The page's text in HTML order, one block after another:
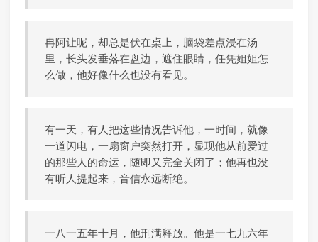
冉阿让呢，却总是伏在桌上，脑袋差点浸在汤
里，长头发垂落在盘边，遮住眼睛，任凭姐姐怎
么做，他好像什么也没有看见。
有一天，有人把这些情况告诉他，一时间，就像
一道闪电，一扇窗户突然打开，显现他从前爱过
的那些人的命运，随即又完全关闭了；他再也没
有听人提起来，音信永远断绝。
一八一五年十月，他刑满释放。他是一七九六年